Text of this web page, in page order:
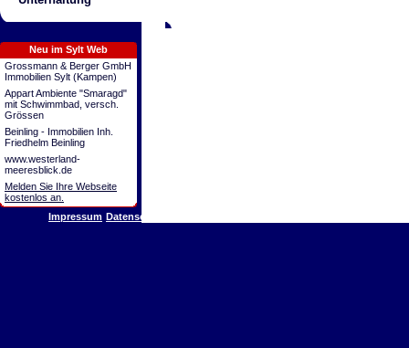
Neu im Sylt Web
Grossmann & Berger GmbH
Immobilien Sylt (Kampen)
Appart Ambiente "Smaragd"
mit Schwimmbad, versch.
Grössen
Beinling - Immobilien Inh.
Friedhelm Beinling
www.westerland-
meeresblick.de
Melden Sie Ihre Webseite
kostenlos an.
Impressum Datenschutz